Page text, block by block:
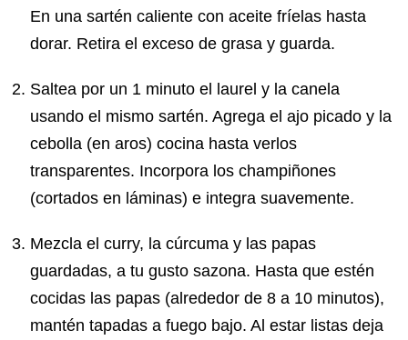
En una sartén caliente con aceite fríelas hasta
dorar. Retira el exceso de grasa y guarda.
Saltea por un 1 minuto el laurel y la canela
usando el mismo sartén. Agrega el ajo picado y la
cebolla (en aros) cocina hasta verlos
transparentes. Incorpora los champiñones
(cortados en láminas) e integra suavemente.
Mezcla el curry, la cúrcuma y las papas
guardadas, a tu gusto sazona. Hasta que estén
cocidas las papas (alrededor de 8 a 10 minutos),
mantén tapadas a fuego bajo. Al estar listas deja